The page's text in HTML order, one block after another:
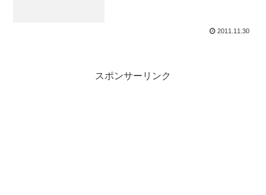
2011.11.30
スポンサーリンク